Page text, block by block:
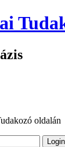
oldalán
Login